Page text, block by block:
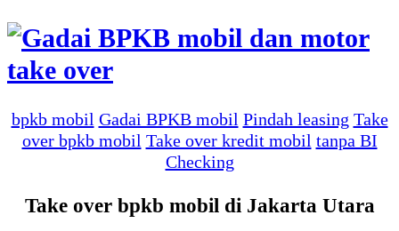
bpkb mobil Gadai BPKB mobil Pindah leasing Take
over bpkb mobil Take over kredit mobil tanpa BI
Checking
Take over bpkb mobil di Jakarta Utara